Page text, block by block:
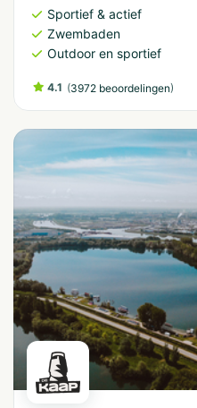
Sportief & actief
Zwembaden
Outdoor en sportief
4.1 (3972 beoordelingen)